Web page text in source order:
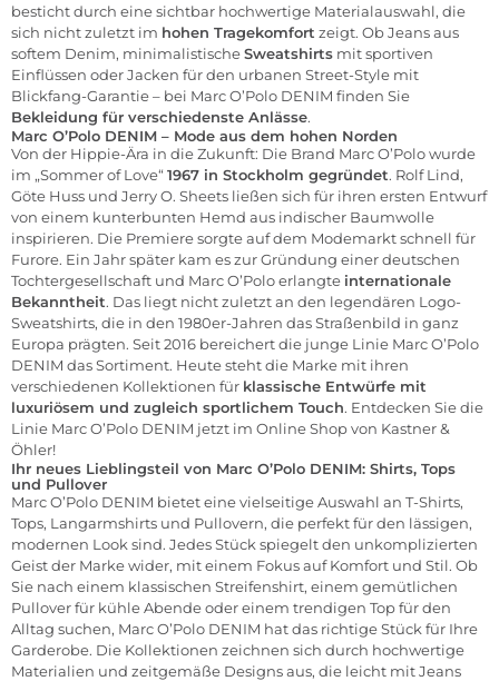
besticht durch eine sichtbar hochwertige Materialauswahl, die
sich nicht zuletzt im hohen Tragekomfort zeigt. ObJeansaus
softem Denim, minimalistischeSweatshirts mit sportiven
Einflüssen oderJacken für den urbanen Street-Style mit
Blickfang-Garantie – bei Marc O’Polo DENIM finden Sie
Bekleidung für verschiedenste Anlässe.
Marc O’Polo DENIM – Mode aus dem hohen Norden
Von der Hippie-Ära in die Zukunft: Die Brand Marc O’Polowurde
im „Sommer of Love“ 1967 in Stockholm gegründet. Rolf Lind,
Göte Huss und Jerry O. Sheets ließen sich für ihren ersten Entwurf
von einem kunterbunten Hemd aus indischer Baumwolle
inspirieren. Die Premiere sorgte auf dem Modemarkt schnell für
Furore. Ein Jahr später kam es zur Gründung einer deutschen
Tochtergesellschaft und Marc O’Polo erlangte internationale
Bekanntheit. Das liegt nicht zuletzt an den legendären Logo-
Sweatshirts, die in den 1980er-Jahren das Straßenbild in ganz
Europa prägten. Seit 2016 bereichert die junge Linie Marc O’Polo
DENIM das Sortiment. Heute steht die Marke mit ihren
verschiedenen Kollektionen für klassische Entwürfe mit
luxuriösem und zugleich sportlichem Touch. Entdecken Sie die
Linie Marc O’Polo DENIM jetzt im Online Shop von Kastner &
Öhler!
Ihr neues Lieblingsteil von Marc O’Polo DENIM: Shirts, Tops
und Pullover
Marc O’Polo DENIM bietet eine vielseitige Auswahl an T-Shirts,
Tops, Langarmshirts und Pullovern, die perfekt für den lässigen,
modernen Look sind. Jedes Stück spiegelt den unkomplizierten
Geist der Marke wider, mit einem Fokus auf Komfort und Stil. Ob
Sie nach einem klassischen Streifenshirt, einem gemütlichen
Pullover für kühle Abende oder einem trendigen Top für den
Alltag suchen, Marc O’Polo DENIM hat das richtige Stück für Ihre
Garderobe. Die Kollektionen zeichnen sich durch hochwertige
Materialien und zeitgemäße Designs aus, die leicht mit Jeans